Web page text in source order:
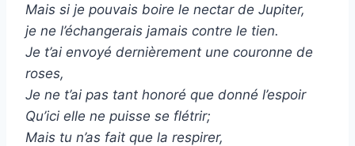
Mais si je pouvais boire le nectar de Jupiter,
je ne l’échangerais jamais contre le tien.
Je t’ai envoyé dernièrement une couronne de
roses,
Je ne t’ai pas tant honoré que donné l’espoir
Qu’ici elle ne puisse se flétrir;
Mais tu n’as fait que la respirer,